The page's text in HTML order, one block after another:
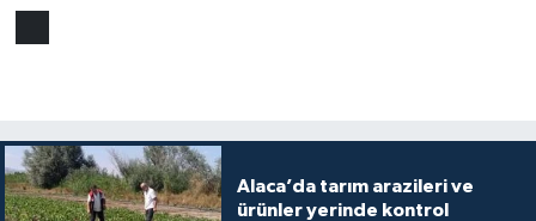
Alaca’da tarım arazileri ve
ürünler yerinde kontrol